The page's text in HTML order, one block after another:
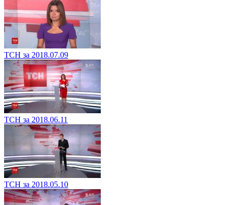
ТСН за 2018.07.09
ТСН за 2018.06.11
ТСН за 2018.05.10